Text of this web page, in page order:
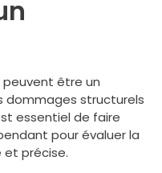
peuvent être un
dommages structurels
essentiel de faire
pour évaluer la
précise.